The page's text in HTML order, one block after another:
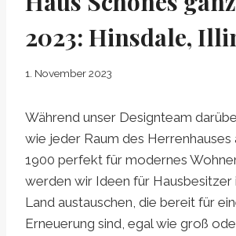
2023: Hinsdale,
1. November 2023
Während unser Designteam
wie jeder Raum des Herrenhauses
1900 perfekt für modernes
werden wir Ideen für Hausbesitzer
Land austauschen, die bereit für
Erneuerung sind, egal wie groß